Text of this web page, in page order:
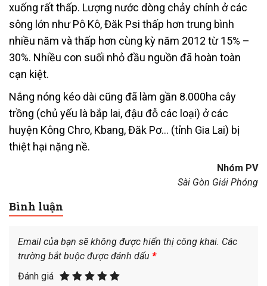
xuống rất thấp. Lượng nước dòng chảy chính ở các
sông lớn như Pô Kô, Đăk Psi thấp hơn trung bình
nhiều năm và thấp hơn cùng kỳ năm 2012 từ 15% –
30%. Nhiều con suối nhỏ đầu nguồn đã hoàn toàn
cạn kiệt.
Nắng nóng kéo dài cũng đã làm gần 8.000ha cây
trồng (chủ yếu là bắp lai, đậu đỗ các loại) ở các
huyện Kông Chro, Kbang, Đăk Pơ… (tỉnh Gia Lai) bị
thiệt hại nặng nề.
Nhóm PV
Sài Gòn Giải Phóng
Bình luận
Email của bạn sẽ không được hiển thị công khai. Các
trường bắt buộc được đánh dấu *
Đánh giá